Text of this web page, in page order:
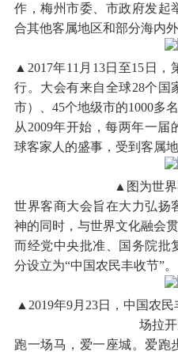
作，梅州市委、市政府发起
合其他客属地区和部分海内
▲2017年11月13日至15日
行。大会有来自全球28个国
市）、45个地级市的1000多
从2009年开始，每两年一
球客家人的盛事，受到客属
▲图为世界
世界客商大会旨在大力弘扬
神的同时，与世界文化融会贯
而经党中央批准、国务院批
分设立为“中国农民丰收节”。
▲2019年9月23日，中国农
场拉开
跑一场马，爱一座城。爱跑